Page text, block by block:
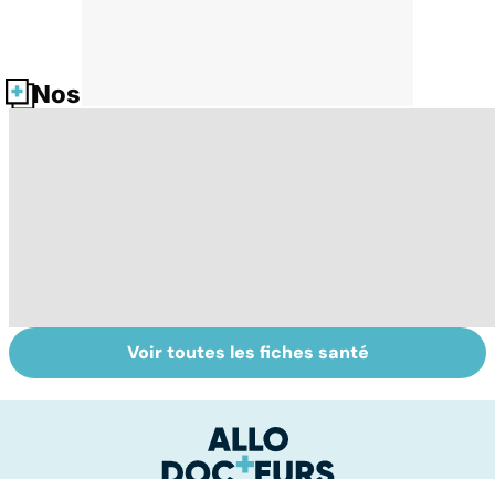
Nos fiches santé
La tuberculose
pulmonaire
Cancer
colorectal :
dépistage
Voir toutes les fiches santé